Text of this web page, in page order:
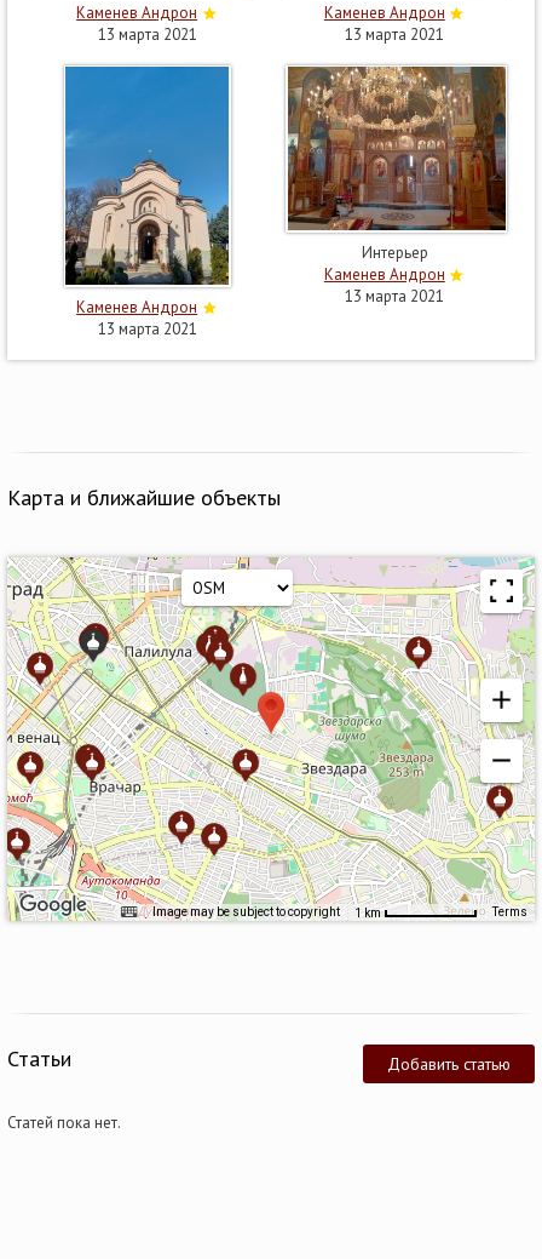
Каменев Андрон
13 марта 2021
Каменев Андрон
13 марта 2021
Каменев Андрон
13 марта 2021
Интерьер
Каменев Андрон
13 марта 2021
Карта и ближайшие объекты
Image may be subject to copyright 1 km Terms
Добавить статью
Статьи
Статей пока нет.